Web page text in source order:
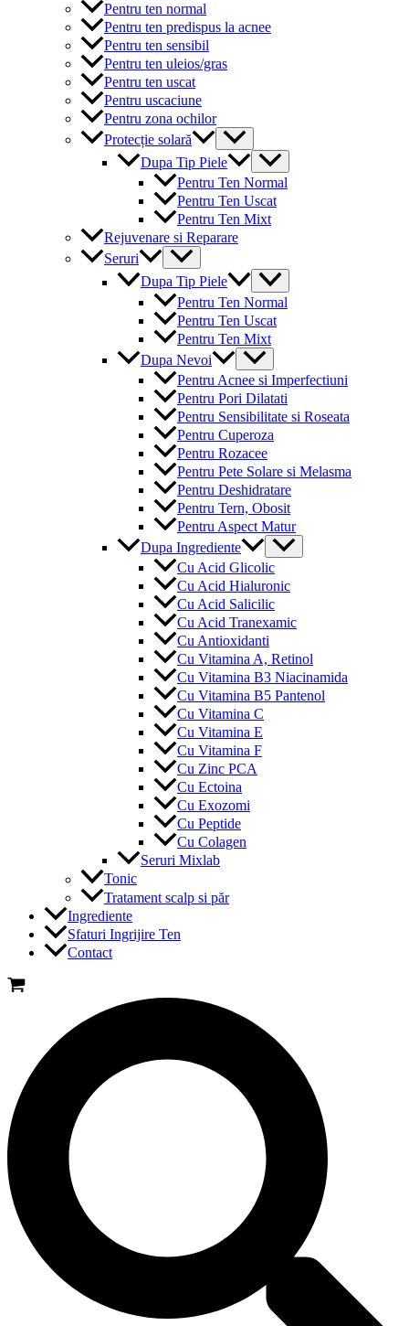
Pentru ten normal
Pentru ten predispus la acnee
Pentru ten sensibil
Pentru ten uleios/gras
Pentru ten uscat
Pentru uscaciune
Pentru zona ochilor
Protecție solară
Menu
Toggle
Dupa Tip Piele
Menu
Toggle
Pentru Ten Normal
Pentru Ten Uscat
Pentru Ten Mixt
Rejuvenare si Reparare
Seruri
Menu
Toggle
Dupa Tip Piele
Menu
Toggle
Pentru Ten Normal
Pentru Ten Uscat
Pentru Ten Mixt
Dupa Nevoi
Menu
Toggle
Pentru Acnee si Imperfectiuni
Pentru Pori Dilatati
Pentru Sensibilitate si Roseata
Pentru Cuperoza
Pentru Rozacee
Pentru Pete Solare si Melasma
Pentru Deshidratare
Pentru Tern, Obosit
Pentru Aspect Matur
Dupa Ingrediente
Menu
Toggle
Cu Acid Glicolic
Cu Acid Hialuronic
Cu Acid Salicilic
Cu Acid Tranexamic
Cu Antioxidanti
Cu Vitamina A, Retinol
Cu Vitamina B3 Niacinamida
Cu Vitamina B5 Pantenol
Cu Vitamina C
Cu Vitamina E
Cu Vitamina F
Cu Zinc PCA
Cu Ectoina
Cu Exozomi
Cu Peptide
Cu Colagen
Seruri Mixlab
Tonic
Tratament scalp si păr
Ingrediente
Sfaturi Ingrijire Ten
Contact